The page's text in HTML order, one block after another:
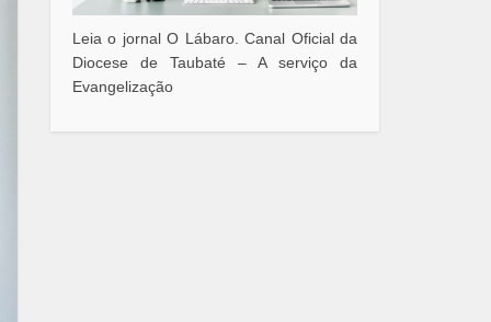
Leia o jornal O Lábaro. Canal Oficial da
Diocese de Taubaté – A serviço da
Evangelização